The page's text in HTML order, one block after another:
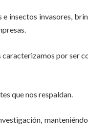
insectos invasores,
por ser
que nos respaldan.